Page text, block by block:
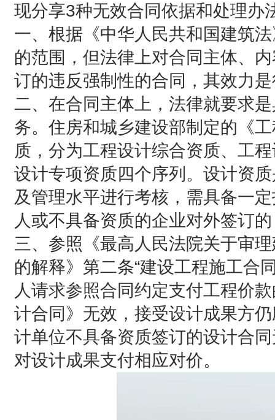
现分享3种无效合同依据和处理办
一、根据《中华人民共和国建筑
的范围，但法律上对合同主体、
订的违反强制性的合同，其效力
二、在合同主体上，法律就要求
务。住房和城乡建设部制定的《
质，分为工程设计综合资质、工
设计专项资质四个序列。设计资
及管理水平进行考核，需具备一
人或不具备资质的企业对外签订
三、参照《最高人民法院关于审
的解释》第二条“建设工程施工合
人请求参照合同约定支付工程价
计合同》无效，接受设计成果方
计单位不具备资质签订的设计合
对设计成果支付相应对价。